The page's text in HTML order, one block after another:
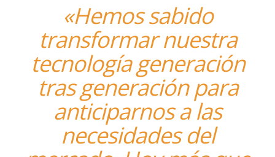
«Hemos sabido
transformar nuestra
tecnología generación
tras generación para
anticiparnos a las
necesidades del